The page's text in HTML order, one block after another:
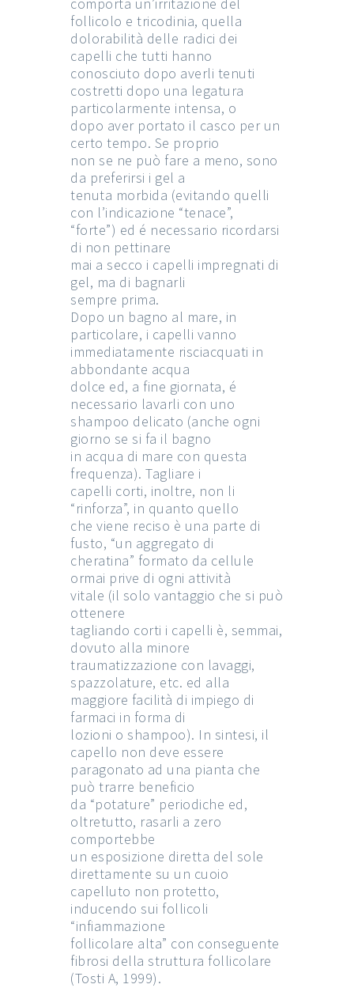
follicolo e tricodinia, quella
dolorabilità delle radici dei
capelli che tutti hanno
conosciuto dopo averli tenuti
costretti dopo una legatura
particolarmente intensa, o
dopo aver portato il casco per un
certo tempo. Se proprio
non se ne può fare a meno, sono
da preferirsi i gel a
tenuta morbida (evitando quelli
con l’indicazione “tenace”,
“forte”) ed é necessario ricordarsi
di non pettinare
mai a secco i capelli impregnati di
gel, ma di bagnarli
sempre prima.
Dopo un bagno al mare, in
particolare, i capelli vanno
immediatamente risciacquati in
abbondante acqua
dolce ed, a fine giornata, é
necessario lavarli con uno
shampoo delicato (anche ogni
giorno se si fa il bagno
in acqua di mare con questa
frequenza). Tagliare i
capelli corti, inoltre, non li
“rinforza”, in quanto quello
che viene reciso è una parte di
fusto, “un aggregato di
cheratina” formato da cellule
ormai prive di ogni attività
vitale (il solo vantaggio che si può
ottenere
tagliando corti i capelli è, semmai,
dovuto alla minore
traumatizzazione con lavaggi,
spazzolature, etc. ed alla
maggiore facilità di impiego di
farmaci in forma di
lozioni o shampoo). In sintesi, il
capello non deve essere
paragonato ad una pianta che
può trarre beneficio
da “potature” periodiche ed,
oltretutto, rasarli a zero
comportebbe
un esposizione diretta del sole
direttamente su un cuoio
capelluto non protetto,
inducendo sui follicoli
“infiammazione
follicolare alta” con conseguente
fibrosi della struttura follicolare
(Tosti A, 1999).